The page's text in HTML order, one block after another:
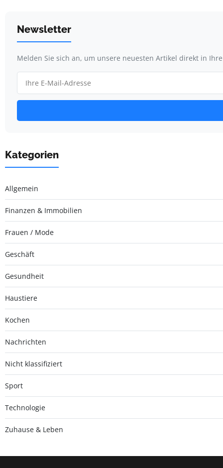
Newsletter
Melden Sie sich an, um unsere neuesten Artikel direkt in
Kategorien
Allgemein
Finanzen & Immobilien
Frauen / Mode
Geschäft
Gesundheit
Haustiere
Kochen
Nachrichten
Nicht klassifiziert
Sport
Technologie
Zuhause & Leben